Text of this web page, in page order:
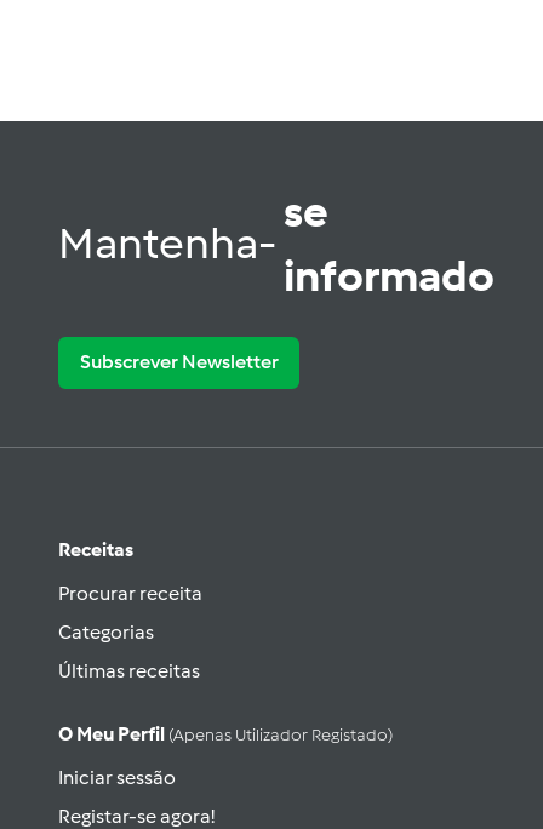
Mantenha-
se
informado
Subscrever Newsletter
Receitas
Procurar receita
Categorias
Últimas receitas
O Meu Perfil (apenas Utilizador Registado)
Iniciar sessão
Registar-se agora!